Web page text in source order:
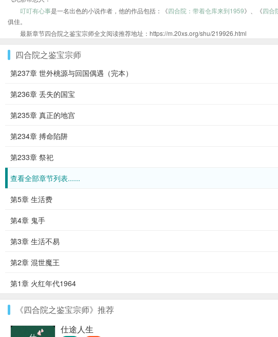
叮叮有心事是一名出色的小说作者，他的作品包括：《四合院：带着仓库来到1959》、《四合
俱佳。
最新章节四合院之鉴宝宗师全文阅读推荐地址：https://m.20xs.org/shu/219926.html
四合院之鉴宝宗师
第237章 世外桃源与回国偶遇（完本）
第236章 丢失的国宝
第235章 真正的地宫
第234章 搏命陷阱
第233章 祭祀
查看全部章节列表......
第5章 生活费
第4章 鬼手
第3章 生活不易
第2章 混世魔王
第1章 火红年代1964
《四合院之鉴宝宗师》推荐
仕途人生